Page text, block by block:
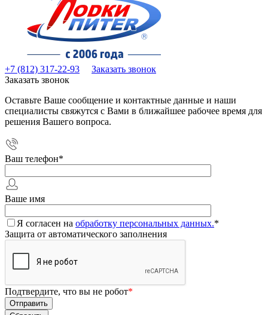
+7 (812) 317-22-93
Заказать звонок
Заказать звонок
Оставьте Ваше сообщение и контактные данные и наши
специалисты свяжутся с Вами в ближайшее рабочее время для
решения Вашего вопроса.
Ваш телефон*
Ваше имя
Я согласен на обработку персональных данных.*
Защита от автоматического заполнения
Подтвердите, что вы не робот*